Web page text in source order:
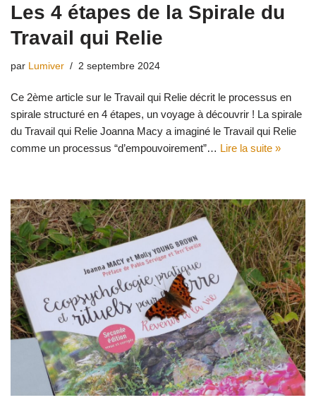
Les 4 étapes de la Spirale du
Travail qui Relie
par Lumiver 2 septembre 2024
Ce 2ème article sur le Travail qui Relie décrit le processus en
spirale structuré en 4 étapes, un voyage à découvrir ! La spirale
du Travail qui Relie Joanna Macy a imaginé le Travail qui Relie
comme un processus “d’empouvoirement”… Lire la suite »